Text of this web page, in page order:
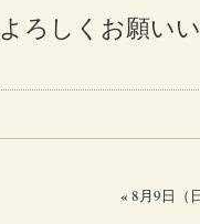
よろしくお願い
« 8月9日（